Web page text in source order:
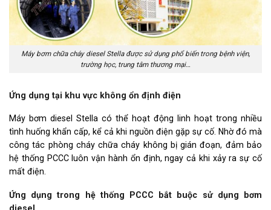
Máy bơm chữa cháy diesel Stella được sử dụng phổ biến trong bệnh viện,
trường học, trung tâm thương mại…
Ứng dụng tại khu vực không ổn định điện
Máy bơm diesel Stella có thể hoạt động linh hoạt trong nhiều
tình huống khẩn cấp, kể cả khi nguồn điện gặp sự cố. Nhờ đó mà
công tác phòng cháy chữa cháy không bị gián đoạn, đảm bảo
hệ thống PCCC luôn vận hành ổn định, ngay cả khi xảy ra sự cố
mất điện.
Ứng dụng trong hệ thống PCCC bắt buộc sử dụng bơm